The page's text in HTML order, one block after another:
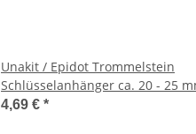
Unakit / Epidot Trommelstein
Schlüsselanhänger ca. 20 - 25
und Schlüsselring
4,69 € *